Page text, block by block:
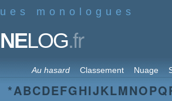
monologues
LOG.fr
Au hasard Classement Nuage
*ABCDEFGHIJKLMNOPQ